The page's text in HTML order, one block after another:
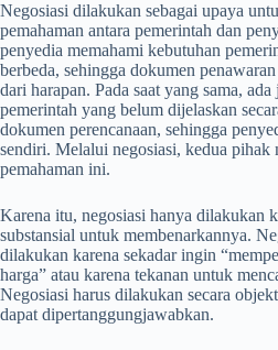
Negosiasi dilakukan sebagai upaya
pemahaman antara pemerintah dan
penyedia memahami kebutuhan
berbeda, sehingga dokumen
dari harapan. Pada saat yang sama,
pemerintah yang belum dijelaskan
dokumen perencanaan, sehingga
sendiri. Melalui negosiasi, kedua pihak
pemahaman ini.
Karena itu, negosiasi hanya dilakukan
substansial untuk membenarkannya.
dilakukan karena sekadar ingin
harga” atau karena tekanan untuk
Negosiasi harus dilakukan secara
dapat dipertanggungjawabkan.